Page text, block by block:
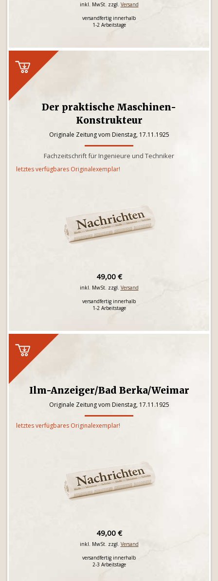
inkl. MwSt. zzgl. Versand
versandfertig innerhalb
1-2 Arbeitstage
Der praktische Maschinen-
Konstrukteur
Originale Zeitung vom Dienstag, 17.11.1925
Fachzeitschrift für Ingenieure und Techniker
letztes verfügbares Originalexemplar!
49,00 €
inkl. MwSt. zzgl. Versand
versandfertig innerhalb
1-2 Arbeitstage
Ilm-Anzeiger/Bad Berka/Weimar
Originale Zeitung vom Dienstag, 17.11.1925
letztes verfügbares Originalexemplar!
49,00 €
inkl. MwSt. zzgl. Versand
versandfertig innerhalb
2-3 Arbeitstage